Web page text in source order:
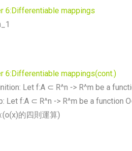
mappings
6:Differentiable mappings(cont.)
Let f:A ⊂ R^n -> R^m be a
Let f:A ⊂ R^n -> R^m be a function
的四則運算)